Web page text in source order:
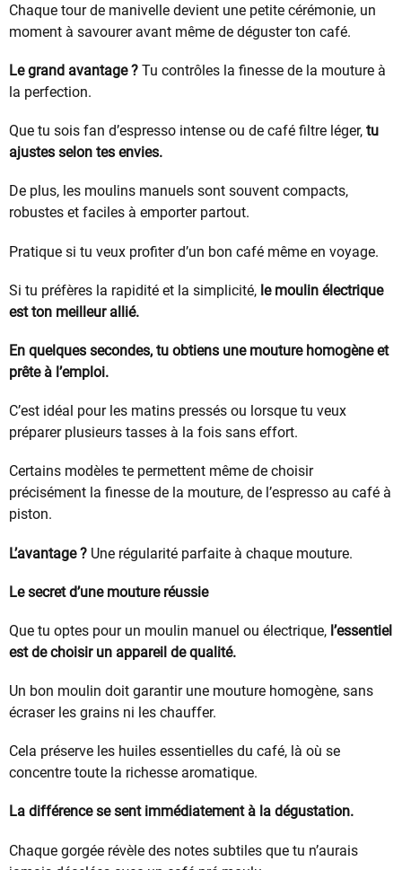
Chaque tour de manivelle devient une petite cérémonie, un
moment à savourer avant même de déguster ton café.
Le grand avantage ? Tu contrôles la finesse de la mouture à
la perfection.
Que tu sois fan d’espresso intense ou de café filtre léger, tu
ajustes selon tes envies.
De plus, les moulins manuels sont souvent compacts,
robustes et faciles à emporter partout.
Pratique si tu veux profiter d’un bon café même en voyage.
Si tu préfères la rapidité et la simplicité, le moulin électrique
est ton meilleur allié.
En quelques secondes, tu obtiens une mouture homogène et
prête à l’emploi.
C’est idéal pour les matins pressés ou lorsque tu veux
préparer plusieurs tasses à la fois sans effort.
Certains modèles te permettent même de choisir
précisément la finesse de la mouture, de l’espresso au café à
piston.
L’avantage ? Une régularité parfaite à chaque mouture.
Le secret d’une mouture réussie
Que tu optes pour un moulin manuel ou électrique, l’essentiel
est de choisir un appareil de qualité.
Un bon moulin doit garantir une mouture homogène, sans
écraser les grains ni les chauffer.
Cela préserve les huiles essentielles du café, là où se
concentre toute la richesse aromatique.
La différence se sent immédiatement à la dégustation.
Chaque gorgée révèle des notes subtiles que tu n’aurais